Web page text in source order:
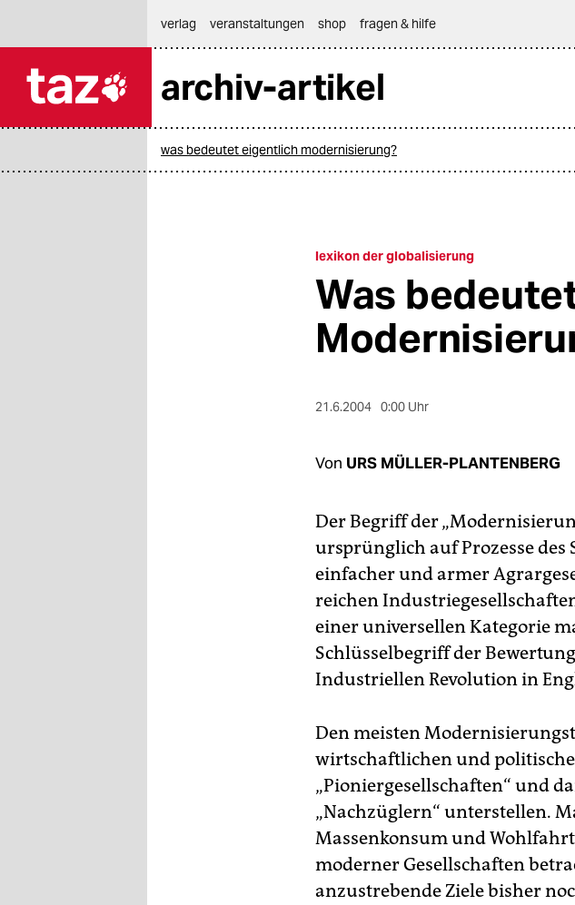
themen
verlag
veranstaltungen shop fragen & hilfe
archiv-artikel
was bedeutet eigentlich modernisierung?
lexikon der globalisierung
Was
21.6.2004 0:00 Uhr
Von URS MÜLLER-PLANTENBERG
Der Begriff der
ursprünglich auf Prozesse
einfacher und armer
reichen
einer universellen Kategorie
Schlüsselbegriff der
Industriellen Revolution in
Den meisten
wirtschaftlichen und
„Pioniergesellschaften“ und
„Nachzüglern“ unterstellen.
Massenkonsum und
moderner Gesellschaften
anzustrebende Ziele bisher